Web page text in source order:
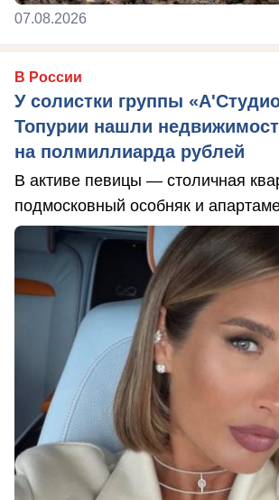
07.08.2026
В России
У солистки группы
Топурии нашли
на полмиллиарда рублей
В активе певицы — столичная
подмосковный особняк и